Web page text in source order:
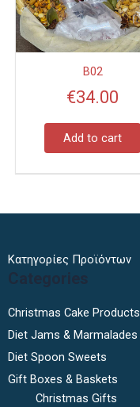
B02
€34.00
Add to cart
Κατηγορίες Προϊόντων
Categories
Christmas Cake Products
Diet Jams & Marmalades
Diet Spoon Sweets
Gift Boxes & Baskets
Christmas Gifts